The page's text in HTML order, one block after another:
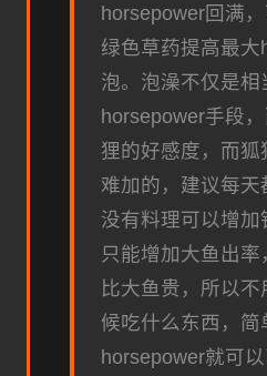
horsepower回满
绿色草药提高最大
泡。泡澡不仅是相
horsepower手段
狸的好感度，而
难加的，建议每天
没有料理可以增加
只能增加大鱼出率
比大鱼贵，所以
候吃什么东西，简
horsepower就可